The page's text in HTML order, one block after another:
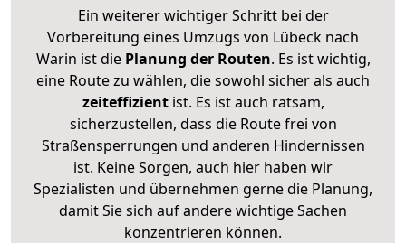
Ein weiterer wichtiger Schritt bei der
Vorbereitung eines Umzugs von Lübeck nach
Warin ist diePlanung der Routen. Es ist wichtig,
eine Route zu wählen, die sowohl sicher als auch
zeiteffizientist. Es ist auch ratsam,
sicherzustellen, dass die Route frei von
Straßensperrungen und anderen Hindernissen
ist. Keine Sorgen, auch hier haben wir
Spezialisten und übernehmen gerne die Planung,
damit Sie sich auf andere wichtige Sachen
konzentrieren können.